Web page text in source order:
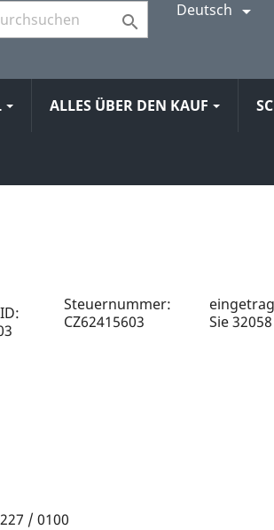

Deutsch 
ALLES ÜBER DEN KAUF
Steuernummer:
CZ62415603
Sie
/ 0100